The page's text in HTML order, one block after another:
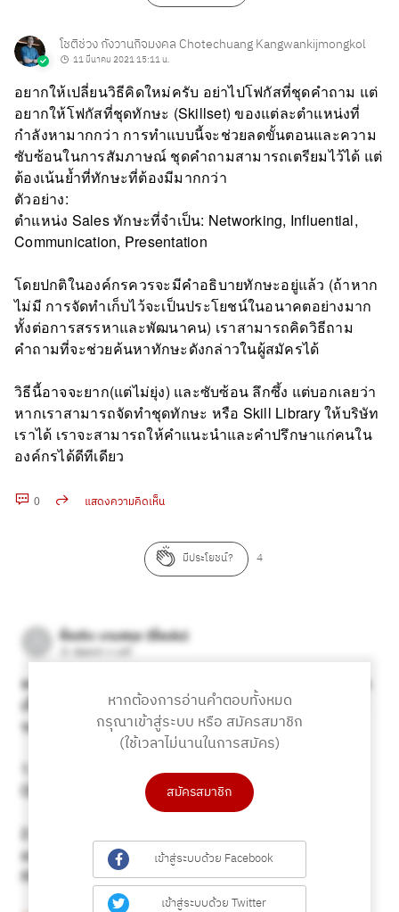
โชติช่วง กังวานกิจมงคล Chotechuang Kangwankijmongkol
11 มีนาคม 2021 15:11 น.
อยากให้เปลี่ยนวิธีคิดใหม่ครับ อย่าไปโฟกัสที่ชุดคำถาม แต่
อยากให้โฟกัสที่ชุดทักษะ (Skillset) ของแต่ละตำแหน่งที่
กำลังหามากกว่า การทำแบบนี้จะช่วยลดขั้นตอนและความ
ซับซ้อนในการสัมภาษณ์ ชุดคำถามสามารถเตรียมไว้ได้ แต่
ต้องเน้นย้ำที่ทักษะที่ต้องมีมากกว่า
ตัวอย่าง:
ตำแหน่ง Sales ทักษะที่จำเป็น: Networking, Influential,
Communication, Presentation
โดยปกติในองค์กรควรจะมีคำอธิบายทักษะอยู่แล้ว (ถ้าหาก
ไม่มี การจัดทำเก็บไว้จะเป็นประโยชน์ในอนาคตอย่างมาก
ทั้งต่อการสรรหาและพัฒนาคน) เราสามารถคิดวิธีถาม
คำถามที่จะช่วยค้นหาทักษะดังกล่าวในผู้สมัครได้
วิธีนี้อาจจะยาก(แต่ไม่ยุ่ง) และซับซ้อน ลึกซึ้ง แต่บอกเลยว่า
หากเราสามารถจัดทำชุดทักษะ หรือ Skill Library ให้บริษัท
เราได้ เราจะสามารถให้คำแนะนำและคำปรึกษาแก่คนใน
องค์กรได้ดีทีเดียว
0 แสดงความคิดเห็น
มีประโยชน์? 4
หากต้องการอ่านคำตอบทั้งหมด
กรุณาเข้าสู่ระบบ หรือ สมัครสมาชิก
(ใช้เวลาไม่นานในการสมัคร)
สมัครสมาชิก
เข้าสู่ระบบด้วย Facebook
เข้าสู่ระบบด้วย Twitter